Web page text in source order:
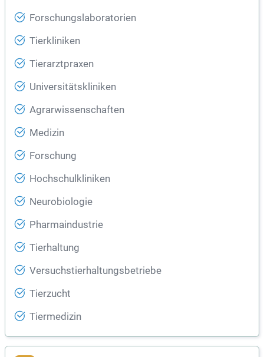
Forschungslaboratorien
Tierkliniken
Tierarztpraxen
Universitätskliniken
Agrarwissenschaften
Medizin
Forschung
Hochschulkliniken
Neurobiologie
Pharmaindustrie
Tierhaltung
Versuchstierhaltungsbetriebe
Tierzucht
Tiermedizin